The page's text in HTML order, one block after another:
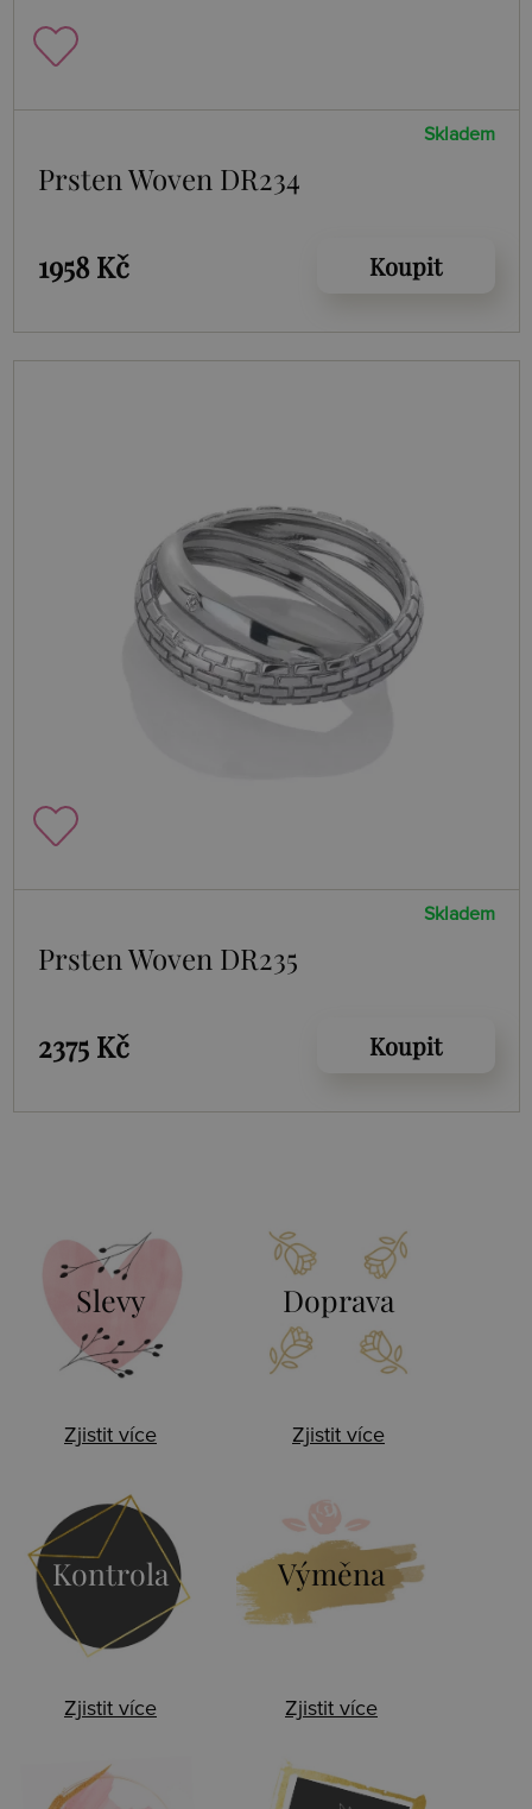
Skladem
Prsten Woven DR234
1958 Kč Koupit
Skladem
Prsten Woven DR235
2375 Kč Koupit
Slevy
Zjistit více
Doprava
Zjistit více
Kontrola
Zjistit více
Výměna
Zjistit více